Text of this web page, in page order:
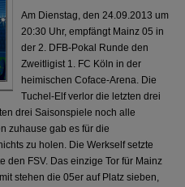
Am Dienstag, den 24.09.2013 um
20:30 Uhr, empfängt Mainz 05 in
der 2. DFB-Pokal Runde den
Zweitligist 1. FC Köln in der
heimischen Coface-Arena. Die
Tuchel-Elf verlor die letzten drei
drei Saisonspiele noch alle
zuhause gab es für die
zu holen. Die Werkself setzte
den FSV. Das einzige Tor für Mainz
stehen die 05er auf Platz sieben,